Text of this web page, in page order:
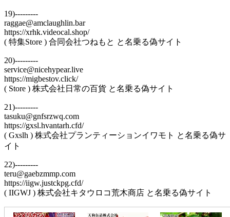
19)---------
raggae@amclaughlin.bar
https://xrhk.videocal.shop/
( 特集Store ) 合同会社つねもと と名乗る偽サイト
20)---------
service@nicehypear.live
https://migbestov.click/
( Store ) 株式会社日常の百貨 と名乗る偽サイト
21)---------
tasuku@gnfsrzwq.com
https://gxsl.hvantarh.cfd/
( Gxslh ) 株式会社プランティーションイワモト と名乗る偽サ
イト
22)---------
teru@gaebzmmp.com
https://iigw.justckpg.cfd/
( IIGWJ ) 株式会社キタウロコ荒木商店 と名乗る偽サイト